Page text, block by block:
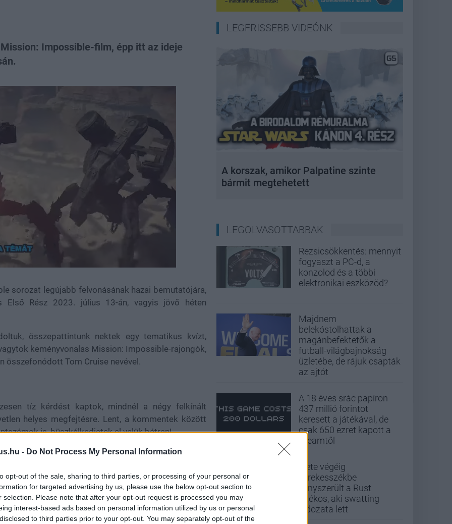
- Do Not Process My Personal Information
opt-out of the sale, sharing to third parties, or processing of your personal or
for targeted advertising by us, please use the below opt-out section to
selection. Please note that after your opt-out request is processed you may
interest-based ads based on personal information utilized by us or personal
to third parties prior to your opt-out. You may separately opt-out of the
Impossible-film, épp itt az ideje
sorozat legújabb felvonásának hazai bemutatójára,
Első Rész 2023. július 13-án, vagyis jövő héten
összepattintunk nektek egy tematikus kvízt,
keményvonalas Mission: Impossible-rajongók,
összefonódott Tom Cruise nevével.
tíz kérdést kaptok, mindnél a négy felkínált
helyes megfejtésre. Lent, a kommentek között
is, büszkélkedjetek el velük bátran!
livestreamek, végigjátszások, magyar
LEGFRISSEBB VIDEÓNK
A korszak, amikor Palpatine szinte
bármit megtehetett
LEGOLVASOTTABBAK
Rezsicsökkentés: mennyit
fogyaszt a PC-d, a
konzolod és a többi
elektronikai eszközöd?
Majdnem
belekóstolhattak a
magánbefektetők a
futball-világbajnokság
üzletébe, de rájuk csapták
az ajtót
A 18 éves srác papíron
437 millió forintot
keresett a játékával, de
csak 650 ezret kapott a
Steamtől
Élete végéig
kerekesszékbe
kényszerült a Rust
játékos, aki swatting
áldozata lett